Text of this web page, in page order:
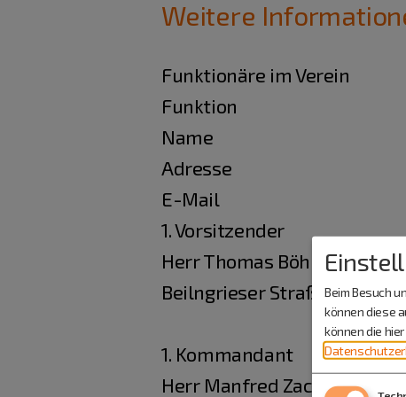
Weitere
Funktionäre im Verein
Funktion
Name
Adresse
E-Mail
1. Vorsitzender
Herr Thomas Böhm
Beilngrieser Straße 11,
1. Kommandant
Herr Manfred Zacherl
Beim Besuch
können diese
können die